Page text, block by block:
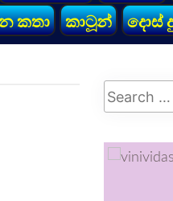
කතා කාටූන් දොස්